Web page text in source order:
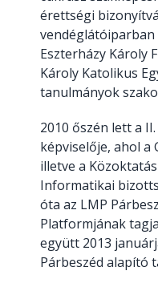
érettségi
Eszterházy Károly
Károly Katolikus
tanulmányok
2010 őszén lett a
képviselője, ahol a
illetve a
Informatikai
óta az LMP
Platformjának
együtt 2013
Párbeszéd alapító